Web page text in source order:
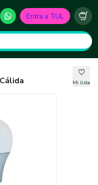
Entra a TUL
Mi lista